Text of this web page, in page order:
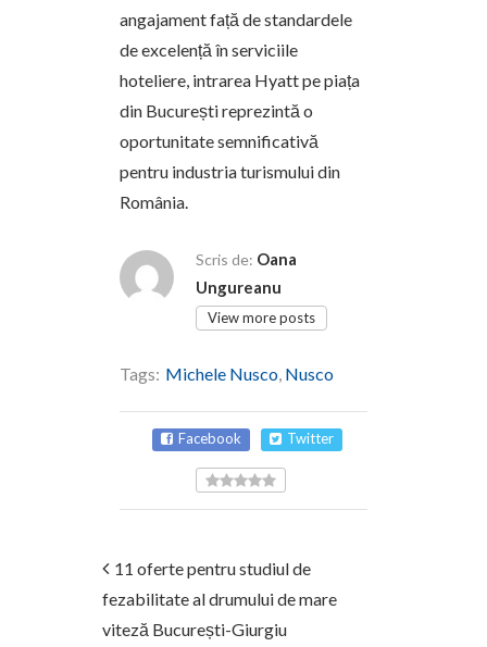
angajament față de standardele
de excelență în serviciile
hoteliere, intrarea Hyatt pe piața
din București reprezintă o
oportunitate semnificativă
pentru industria turismului din
România.
Scris de: Oana
Ungureanu
View more posts
Tags: Michele Nusco, Nusco
Facebook Twitter
11 oferte pentru studiul de
fezabilitate al drumului de mare
viteză București-Giurgiu